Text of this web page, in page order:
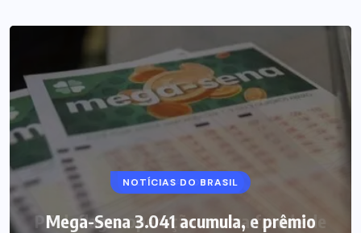
NOTÍCIAS DO BRASIL
Mega-Sena 3.041 acumula, e prêmio